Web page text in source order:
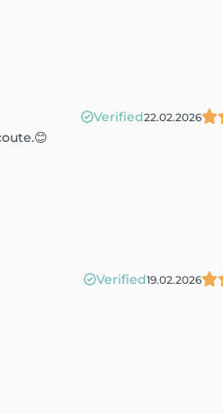
Verified22.02.2026
Verified19.02.2026